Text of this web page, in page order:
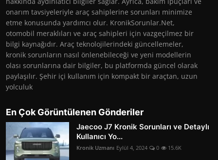
onarım tavsiyeleriyle araç sahiplerine sorunları minimize
etme konusunda yardımcı olur. KronikSorunlar.Net,
otomobil meraklıları ve araç sahipleri için vazgeçilmez bir
bilgi kaynağıdır. Araç teknolojilerindeki güncellemeler,
kronik sorunların nasıl önlenebileceği ve yeni modellerin
olası sorunlarına dair bilgiler, bu platformda güncel olarak
paylaşılır. Şehir içi kullanım için kompakt bir araçtan, uzun
yolculuk
En Çok Görüntülenen Gönderiler
Jaecoo J7 Kronik Sorunları ve Detaylı
Kullanıcı Yo...
Kronik Uzmanı Eylül 4, 2024 0 15.6K